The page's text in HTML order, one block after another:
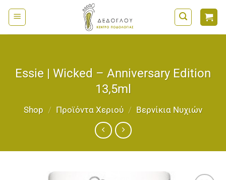
Μετάβαση
στο
περιεχόμενο
Essie | Wicked – Anniversary Edition
13,5ml
Shop / Προϊόντα Χεριού / Bερνίκια Νυχιών